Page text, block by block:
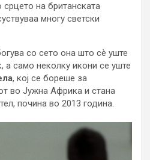
на британската
многу светски
со сето она што сè уште
а само неколку икони се уште
, кој се бореше за
во Јужна Африка и стана
почина во 2013 година.